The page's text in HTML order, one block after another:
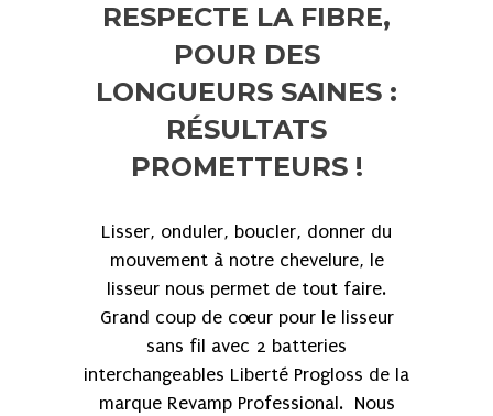
RESPECTE LA FIBRE,
POUR DES
LONGUEURS SAINES :
RÉSULTATS
PROMETTEURS !
Lisser, onduler, boucler, donner du
mouvement à notre chevelure, le
lisseur nous permet de tout faire.
Grand coup de cœur pour le lisseur
sans fil avec 2 batteries
interchangeables Liberté Progloss de la
marque Revamp Professional. Nous